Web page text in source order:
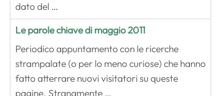
dato del …
Le parole chiave di maggio 2011
Periodico appuntamento con le ricerche
strampalate (o per lo meno curiose) che hanno
fatto atterrare nuovi visitatori su queste
pagine. Stranamente …